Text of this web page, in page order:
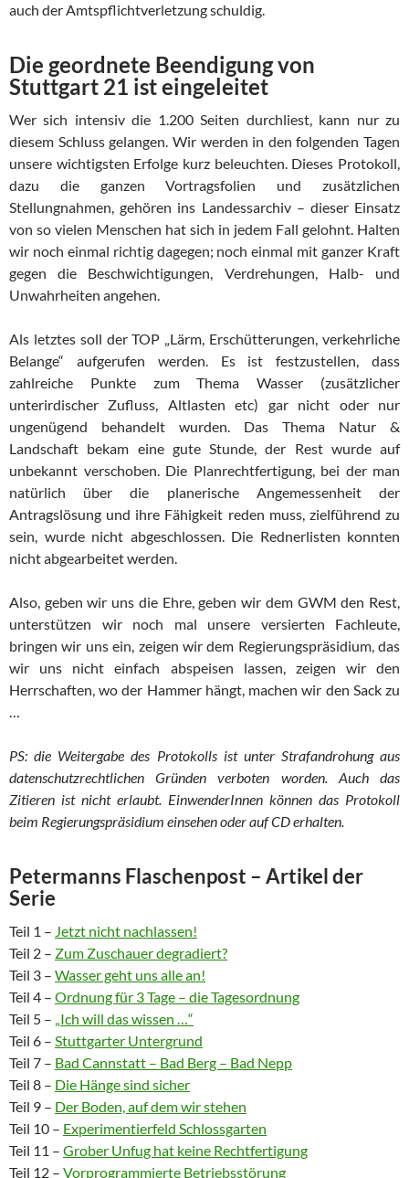
auch der Amtspflichtverletzung schuldig.
Die geordnete Beendigung von
Stuttgart 21 ist eingeleitet
Wer sich intensiv die 1.200 Seiten durchliest, kann nur zu
diesem Schluss gelangen. Wir werden in den folgenden Tagen
unsere wichtigsten Erfolge kurz beleuchten. Dieses Protokoll,
dazu die ganzen Vortragsfolien und zusätzlichen
Stellungnahmen, gehören ins Landessarchiv – dieser Einsatz
von so vielen Menschen hat sich in jedem Fall gelohnt. Halten
wir noch einmal richtig dagegen; noch einmal mit ganzer Kraft
gegen die Beschwichtigungen, Verdrehungen, Halb- und
Unwahrheiten angehen.
Als letztes soll der TOP „Lärm, Erschütterungen, verkehrliche
Belange“ aufgerufen werden. Es ist festzustellen, dass
zahlreiche Punkte zum Thema Wasser (zusätzlicher
unterirdischer Zufluss, Altlasten etc) gar nicht oder nur
ungenügend behandelt wurden. Das Thema Natur &
Landschaft bekam eine gute Stunde, der Rest wurde auf
unbekannt verschoben. Die Planrechtfertigung, bei der man
natürlich über die planerische Angemessenheit der
Antragslösung und ihre Fähigkeit reden muss, zielführend zu
sein, wurde nicht abgeschlossen. Die Rednerlisten konnten
nicht abgearbeitet werden.
Also, geben wir uns die Ehre, geben wir dem GWM den Rest,
unterstützen wir noch mal unsere versierten Fachleute,
bringen wir uns ein, zeigen wir dem Regierungspräsidium, das
wir uns nicht einfach abspeisen lassen, zeigen wir den
Herrschaften, wo der Hammer hängt, machen wir den Sack zu
…
PS: die Weitergabe des Protokolls ist unter Strafandrohung aus
datenschutzrechtlichen Gründen verboten worden. Auch das
Zitieren ist nicht erlaubt. EinwenderInnen können das Protokoll
beim Regierungspräsidium einsehen oder auf CD erhalten.
Petermanns Flaschenpost – Artikel der
Serie
Teil 1 – Jetzt nicht nachlassen!
Teil 2 – Zum Zuschauer degradiert?
Teil 3 – Wasser geht uns alle an!
Teil 4 – Ordnung für 3 Tage – die Tagesordnung
Teil 5 – „Ich will das wissen …“
Teil 6 – Stuttgarter Untergrund
Teil 7 – Bad Cannstatt – Bad Berg – Bad Nepp
Teil 8 – Die Hänge sind sicher
Teil 9 – Der Boden, auf dem wir stehen
Teil 10 – Experimentierfeld Schlossgarten
Teil 11 – Grober Unfug hat keine Rechtfertigung
Teil 12 – Vorprogrammierte Betriebsstörung